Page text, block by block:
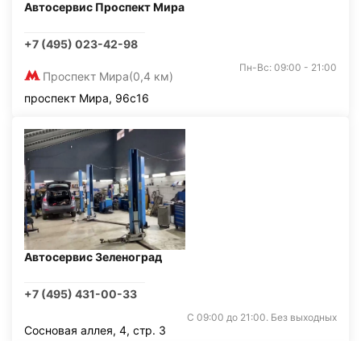
Автосервис Проспект Мира
+7 (495) 023-42-98
Проспект Мира(0,4 км)
Пн-Вс: 09:00 - 21:00
проспект Мира, 96с16
Автосервис Зеленоград
+7 (495) 431-00-33
С 09:00 до 21:00. Без выходных
Сосновая аллея, 4, стр. 3